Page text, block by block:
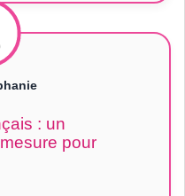
: un
pour